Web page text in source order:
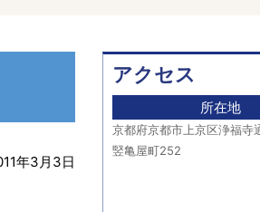
年3月3日
アクセス
所在地
京都府京都市上京区浄福寺
竪亀屋町252